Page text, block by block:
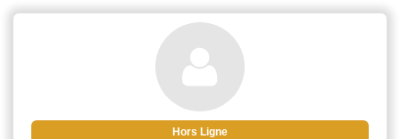
Corse du Sud, surplombant le fleuve et à
moins de 400 m de la plage, la Résidence
Capu Seninu propose 20 appartements du
studio au T3, entièrement rénovés en 2015.
Hors Ligne